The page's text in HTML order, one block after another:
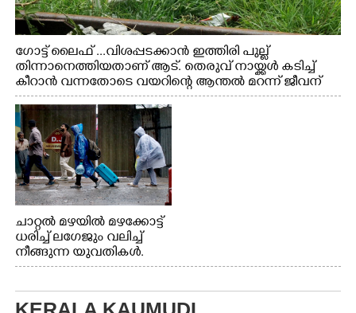
ഗോട്ട് ലൈഫ് ...വിശപ്പടക്കാൻ ഇത്തിരി പുല്ല്
തിന്നാനെത്തിയതാണ് ആട്. തെരുവ് നായ്ക്കൾ കടിച്ച്
കീറാൻ വന്നതോടെ വയറിന്റെ ആന്തൽ മറന്ന് ജീവന്
വേണ്ടിയായി ഓട്ടം. എറണാകുളം വാത്തുരുത്തിയിൽ
നിന്നുള്ള കാഴ്ച
ചാറ്റൽ മഴയിൽ മഴക്കോട്ട്
ധരിച്ച് ലഗേജും വലിച്ച്
നീങ്ങുന്ന യുവതികൾ.
എറണാകുളം മേനകയിൽ